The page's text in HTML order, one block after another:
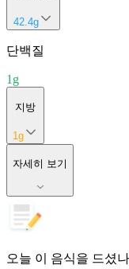
42.4g
단백질
1 g
지방
1 g
자세히 보기
오늘 이 음식을 드셨